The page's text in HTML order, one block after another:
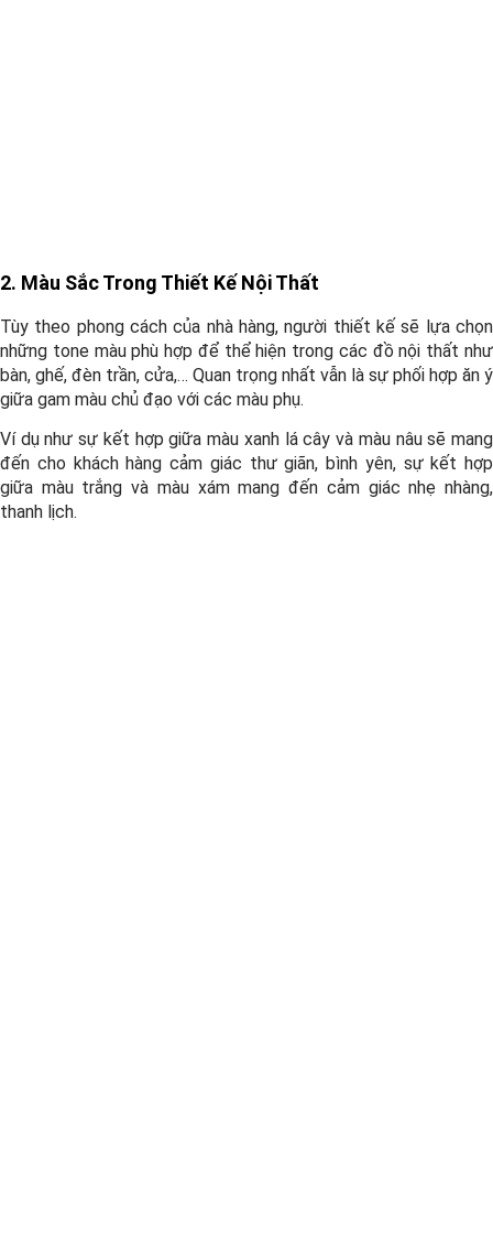
2. Màu Sắc Trong Thiết Kế Nội Thất
Tùy theo phong cách của nhà hàng, người thiết kế sẽ lựa chọn
những tone màu phù hợp để thể hiện trong các đồ nội thất như
bàn, ghế, đèn trần, cửa,… Quan trọng nhất vẫn là sự phối hợp ăn ý
giữa gam màu chủ đạo với các màu phụ.
Ví dụ như sự kết hợp giữa màu xanh lá cây và màu nâu sẽ mang
đến cho khách hàng cảm giác thư giãn, bình yên, sự kết hợp
giữa màu trắng và màu xám mang đến cảm giác nhẹ nhàng,
thanh lịch.